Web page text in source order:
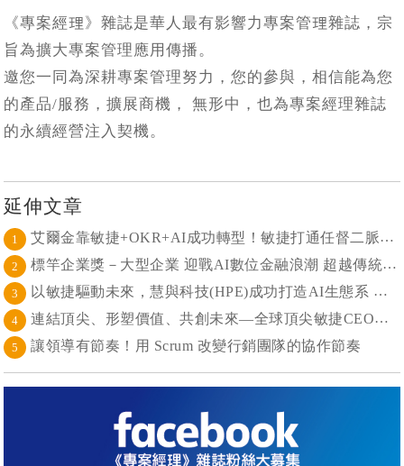
《專案經理》雜誌是華人最有影響力專案管理雜誌，宗
旨為擴大專案管理應用傳播。
邀您一同為深耕專案管理努力，您的參與，相信能為您
的產品/服務，擴展商機， 無形中，也為專案經理雜誌
的永續經營注入契機。
延伸文章
1 艾爾金靠敏捷+OKR+AI成功轉型！敏捷打通任督二脈， 避免文化與流程「卡卡」導致溝通無效
2 標竿企業獎－大型企業 迎戰AI數位金融浪潮 超越傳統的組織再定義
3 以敏捷驅動未來，慧與科技(HPE)成功打造AI生態系 大型敏捷(LeSS)海納百川，讓複雜變簡單
4 連結頂尖、形塑價值、共創未來—全球頂尖敏捷CEO聯誼會成立
5 讓領導有節奏！用 Scrum 改變行銷團隊的協作節奏